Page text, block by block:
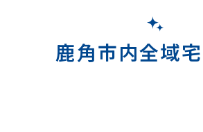
鹿角市内全域